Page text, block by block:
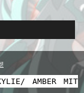
AMBER MIT